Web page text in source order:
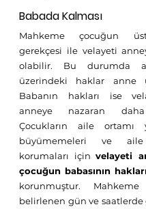
Babada Kalması
Mahkeme çocuğun
gerekçesi ile velayeti
olabilir. Bu durumda
üzerindeki haklar anne
Babanın hakları ise
anneye nazaran daha
Çocukların aile ortamı
büyümemeleri ve aile
korumaları için velayeti
çocuğun babasının hakları
korunmuştur. Mahkeme
belirlenen gün ve saatlerde